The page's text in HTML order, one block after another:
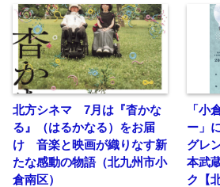
北方シネマ 7月は『杳かな
る』（はるかなる）をお届
け 音楽と映画が織りなす新
たな感動の物語（北九州市小
倉南区）
「小
ー」
グレ
本武
ク【